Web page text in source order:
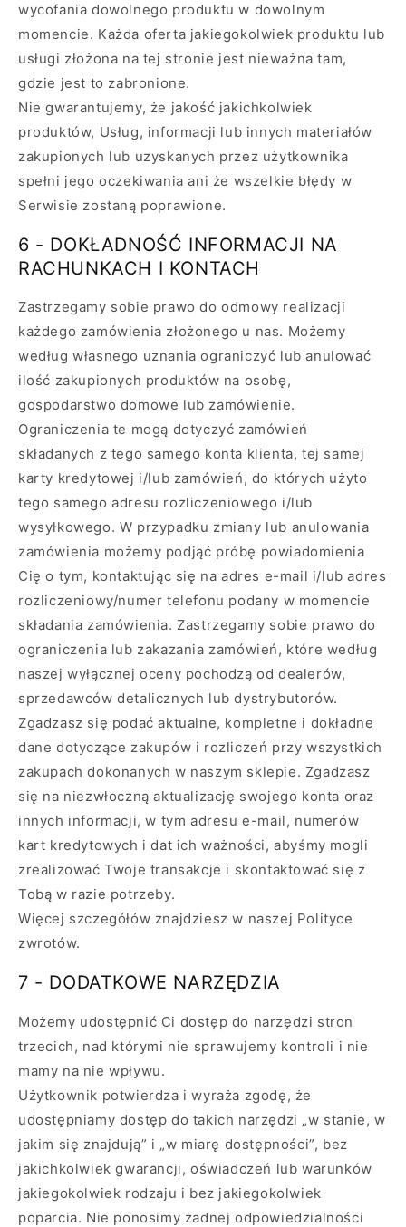
wycofania dowolnego produktu w dowolnym
momencie. Każda oferta jakiegokolwiek produktu lub
usługi złożona na tej stronie jest nieważna tam,
gdzie jest to zabronione.
Nie gwarantujemy, że jakość jakichkolwiek
produktów, Usług, informacji lub innych materiałów
zakupionych lub uzyskanych przez użytkownika
spełni jego oczekiwania ani że wszelkie błędy w
Serwisie zostaną poprawione.
6 - DOKŁADNOŚĆ INFORMACJI NA
RACHUNKACH I KONTACH
Zastrzegamy sobie prawo do odmowy realizacji
każdego zamówienia złożonego u nas. Możemy
według własnego uznania ograniczyć lub anulować
ilość zakupionych produktów na osobę,
gospodarstwo domowe lub zamówienie.
Ograniczenia te mogą dotyczyć zamówień
składanych z tego samego konta klienta, tej samej
karty kredytowej i/lub zamówień, do których użyto
tego samego adresu rozliczeniowego i/lub
wysyłkowego. W przypadku zmiany lub anulowania
zamówienia możemy podjąć próbę powiadomienia
Cię o tym, kontaktując się na adres e-mail i/lub adres
rozliczeniowy/numer telefonu podany w momencie
składania zamówienia. Zastrzegamy sobie prawo do
ograniczenia lub zakazania zamówień, które według
naszej wyłącznej oceny pochodzą od dealerów,
sprzedawców detalicznych lub dystrybutorów.
Zgadzasz się podać aktualne, kompletne i dokładne
dane dotyczące zakupów i rozliczeń przy wszystkich
zakupach dokonanych w naszym sklepie. Zgadzasz
się na niezwłoczną aktualizację swojego konta oraz
innych informacji, w tym adresu e-mail, numerów
kart kredytowych i dat ich ważności, abyśmy mogli
zrealizować Twoje transakcje i skontaktować się z
Tobą w razie potrzeby.
Więcej szczegółów znajdziesz w naszej Polityce
zwrotów.
7 - DODATKOWE NARZĘDZIA
Możemy udostępnić Ci dostęp do narzędzi stron
trzecich, nad którymi nie sprawujemy kontroli i nie
mamy na nie wpływu.
Użytkownik potwierdza i wyraża zgodę, że
udostępniamy dostęp do takich narzędzi „w stanie, w
jakim się znajdują” i „w miarę dostępności”, bez
jakichkolwiek gwarancji, oświadczeń lub warunków
jakiegokolwiek rodzaju i bez jakiegokolwiek
poparcia. Nie ponosimy żadnej odpowiedzialności